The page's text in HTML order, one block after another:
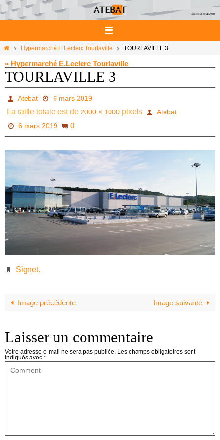
Passer
vers
le
HomeHypermarché E.Leclerc Tourlaville TOURLAVILLE 3
« Hypermarché E.Leclerc Tourlaville
TOURLAVILLE 3
Atebat 6 mars 2019
La taille totale est de 2000 × 1000 pixels
Atebat
6 mars 2019
0
Signet.
Image précédente Image suivante
Laisser un commentaire
Votre adresse e-mail ne sera pas publiée. Les champs obligatoires sont
indiqués avec *